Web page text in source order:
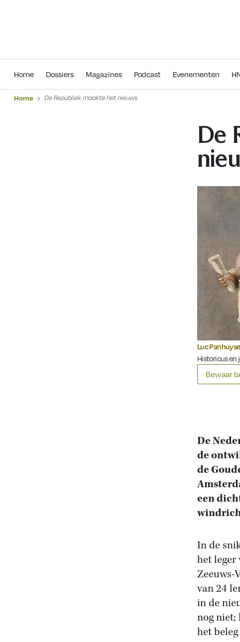
Home Dossiers Magazines Podcast Evenementen
Home De Republiek maakte het nieuws
De
Luc
Historicus en
Bewaar
De
de
de
een
In de
het
Zeeuws-
van 24
in de
nog niet;
het